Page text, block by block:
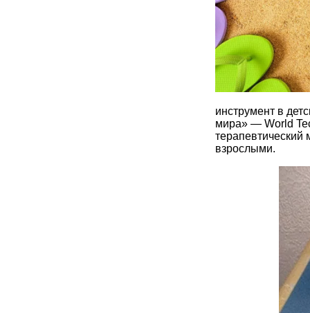
инструмент в
мира» — World
терапевтический
взрослыми.